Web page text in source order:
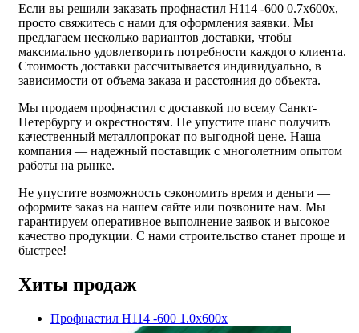
Если вы решили заказать профнастил Н114 -600 0.7х600х,
просто свяжитесь с нами для оформления заявки. Мы
предлагаем несколько вариантов доставки, чтобы
максимально удовлетворить потребности каждого клиента.
Стоимость доставки рассчитывается индивидуально, в
зависимости от объема заказа и расстояния до объекта.
Мы продаем профнастил с доставкой по всему Санкт-
Петербургу и окрестностям. Не упустите шанс получить
качественный металлопрокат по выгодной цене. Наша
компания — надежный поставщик с многолетним опытом
работы на рынке.
Не упустите возможность сэкономить время и деньги —
оформите заказ на нашем сайте или позвоните нам. Мы
гарантируем оперативное выполнение заявок и высокое
качество продукции. С нами строительство станет проще и
быстрее!
Хиты продаж
Профнастил Н114 -600 1.0х600х